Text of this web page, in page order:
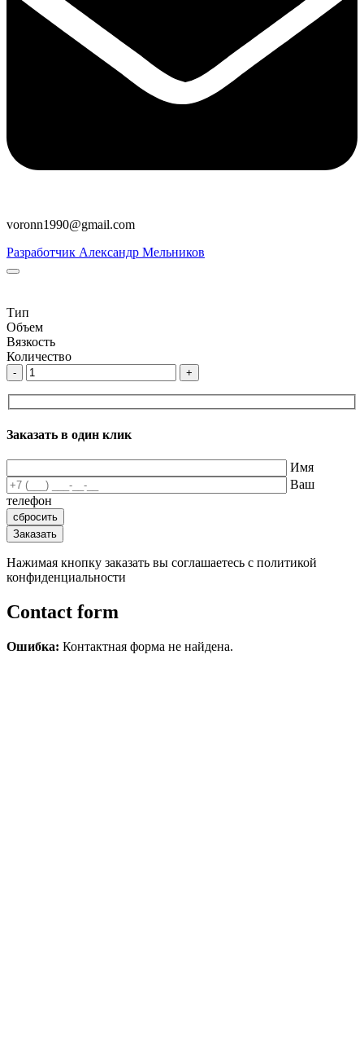
voronn1990@gmail.com
Разработчик Александр Мельников
Тип
Объем
Вязкость
Количество
- +
Заказать в один клик
Имя
Ваш
телефон
Нажимая кнопку заказать вы соглашаетесь с политикой
конфиденциальности
Contact form
Ошибка: Контактная форма не найдена.